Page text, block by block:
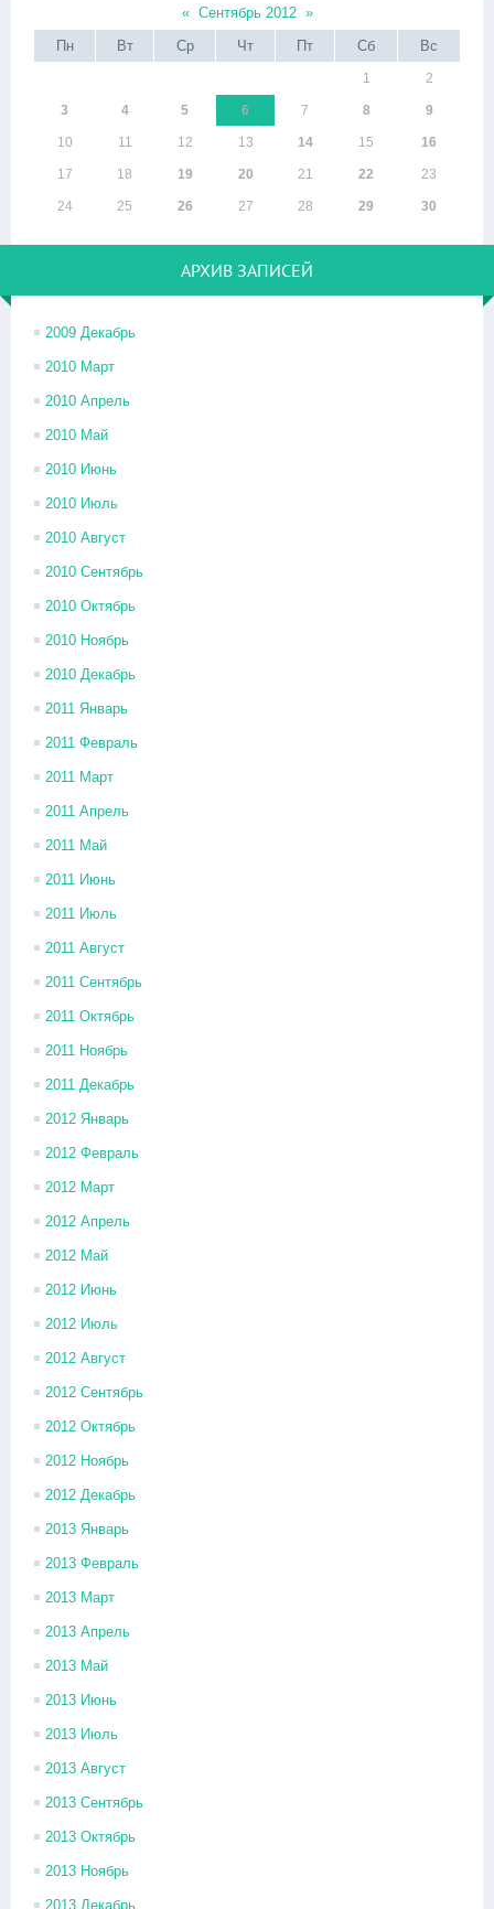
« Сентябрь 2012 »
Пн
Вт Ср Чт Пт Сб Вс
1 2
3 4 5 6 7 8 9
10 11 12 13 14 15 16
17 18 19 20 21 22 23
24 25 26 27 28 29 30
АРХИВ ЗАПИСЕЙ
2009 Декабрь
2010 Март
2010 Апрель
2010 Май
2010 Июнь
2010 Июль
2010 Август
2010 Сентябрь
2010 Октябрь
2010 Ноябрь
2010 Декабрь
2011 Январь
2011 Февраль
2011 Март
2011 Апрель
2011 Май
2011 Июнь
2011 Июль
2011 Август
2011 Сентябрь
2011 Октябрь
2011 Ноябрь
2011 Декабрь
2012 Январь
2012 Февраль
2012 Март
2012 Апрель
2012 Май
2012 Июнь
2012 Июль
2012 Август
2012 Сентябрь
2012 Октябрь
2012 Ноябрь
2012 Декабрь
2013 Январь
2013 Февраль
2013 Март
2013 Апрель
2013 Май
2013 Июнь
2013 Июль
2013 Август
2013 Сентябрь
2013 Октябрь
2013 Ноябрь
2013 Декабрь